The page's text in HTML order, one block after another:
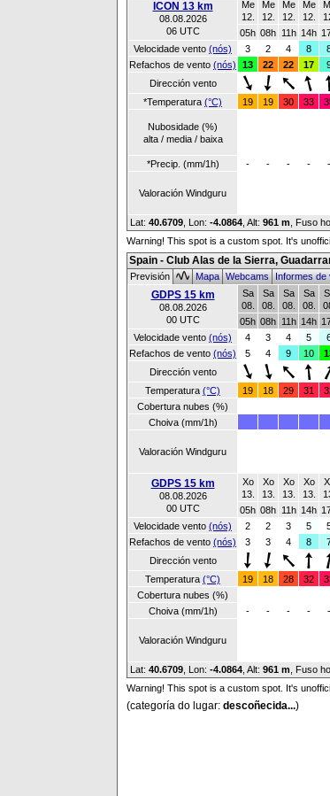
ICON 13 km
08.08.2026
06 UTC
Me
12.
Me
12.
Me
12.
Me
12.
05h 08h 11h 14h
Velocidade vento (nós) 3 2 4 8
Refachos de vento (nós) 13 22 22 17
Dirección vento
*Temperatura (°C) 19 19 30 33
Nubosidade (%)
alta / media / baixa
*Precip. (mm/1h) - - - - -
Valoración Windguru
Lat: 40.6709 , Lon: -4.0864 Alt: 961 m , Fuso
Warning! This spot is a custom spot. It's
Spain - Club Alas de la Sierra,
Previsión
MapaWebcamsInformes de
GDPS 15 km
08.08.2026
00 UTC
Sa
08.
Sa
08.
Sa
08.
Sa
08.
05h 08h 11h 14h
Velocidade vento (nós) 4 3 4 5
Refachos de vento (nós) 5 4 9 10
Dirección vento
Temperatura (°C) 19 18 29 31
Cobertura nubes (%)
Choiva (mm/1h)
Valoración Windguru
GDPS 15 km
08.08.2026
00 UTC
Xo
13.
Xo
13.
Xo
13.
Xo
13.
05h 08h 11h 14h
Velocidade vento (nós) 2 2 3 5
Refachos de vento (nós) 3 3 4 8
Dirección vento
Temperatura (°C) 19 18 28 32
Cobertura nubes (%)
Choiva (mm/1h)
- - - - -
Valoración Windguru
Lat: 40.6709 , Lon: -4.0864 Alt: 961 m , Fuso
Warning! This spot is a custom spot. It's
(categoría do lugar: descoñecida...)